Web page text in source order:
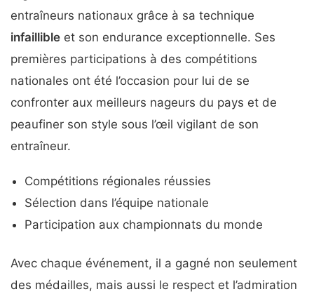
entraîneurs nationaux grâce à sa technique
infaillible et son endurance exceptionnelle. Ses
premières participations à des compétitions
nationales ont été l’occasion pour lui de se
confronter aux meilleurs nageurs du pays et de
peaufiner son style sous l’œil vigilant de son
entraîneur.
Compétitions régionales réussies
Sélection dans l’équipe nationale
Participation aux championnats du monde
Avec chaque événement, il a gagné non seulement
des médailles, mais aussi le respect et l’admiration